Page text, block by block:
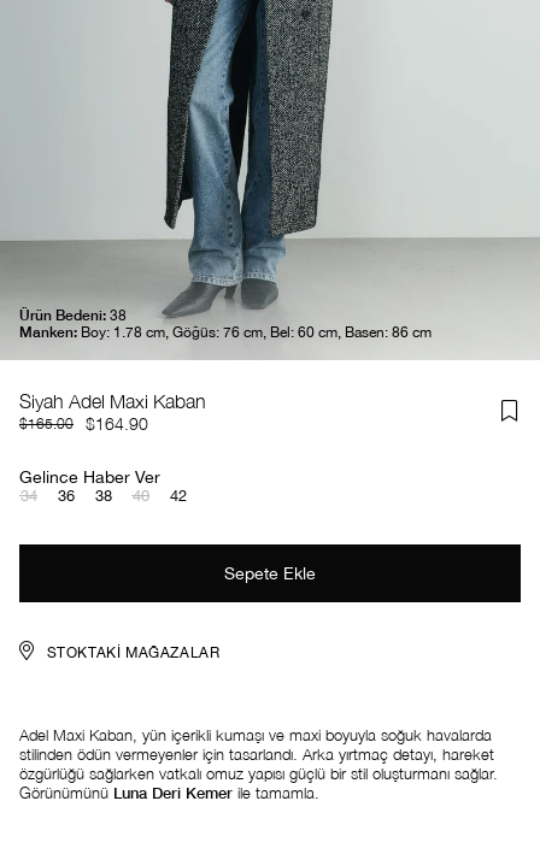
Ürün Bedeni: 38
Manken: Boy: 1.78 cm, Göğüs: 76 cm, Bel: 60 cm, Basen: 86 cm
Siyah Adel Maxi Kaban
$165.00 $164.90
Gelince Haber Ver
34 36 38 40 42
STOKTAKI MAĞAZALAR
Adel Maxi Kaban, yün içerikli kumaşı ve maxi boyuyla soğuk havalarda
stilinden ödün vermeyenler için tasarlandı. Arka yırtmaç detayı, hareket
özgürlüğü sağlarken vatkalı omuz yapısı güçlü bir stil oluşturmanı sağlar.
Görünümünü Luna Deri Kemer ile tamamla.